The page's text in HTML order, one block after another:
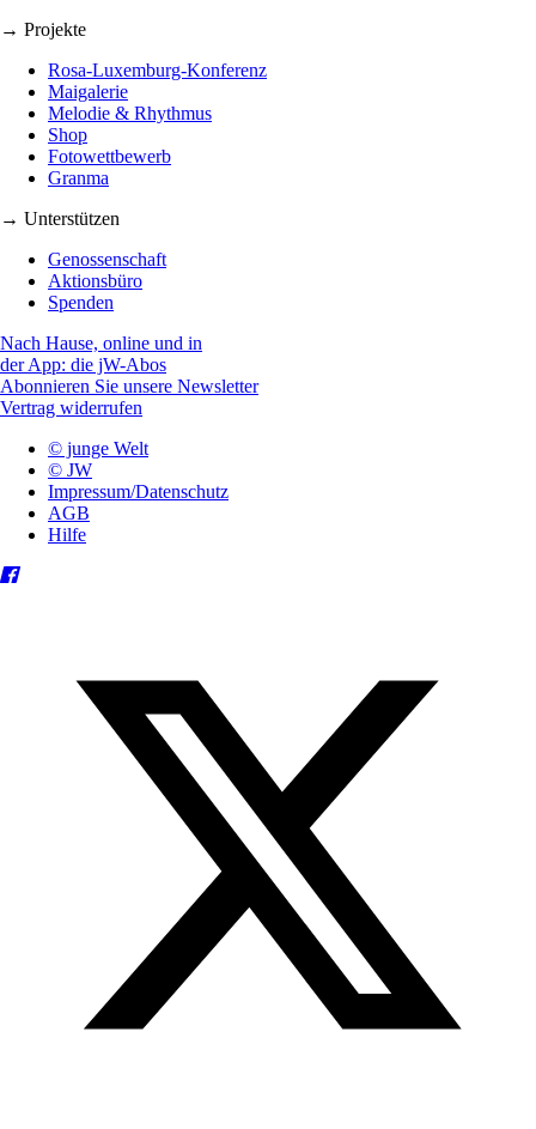
→ Projekte
Rosa-Luxemburg-Konferenz
Maigalerie
Melodie & Rhythmus
Shop
Fotowettbewerb
Granma
→ Unterstützen
Genossenschaft
Aktionsbüro
Spenden
Nach Hause, online und in
der App: die jW-Abos
Abonnieren Sie unsere Newsletter
Vertrag widerrufen
© junge Welt
© JW
Impressum/Datenschutz
AGB
Hilfe